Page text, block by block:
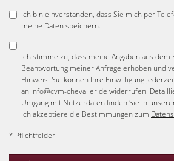
Ich bin einverstanden, dass Sie mich per
meine Daten speichern.
Ich stimme zu, dass meine Angaben aus
Beantwortung meiner Anfrage erhoben und
Hinweis: Sie können Ihre Einwilligung
an info@cvm-chevalier.de widerrufen.
Umgang mit Nutzerdaten finden Sie in
Ich akzeptiere die Bestimmungen zum
* Pflichtfelder